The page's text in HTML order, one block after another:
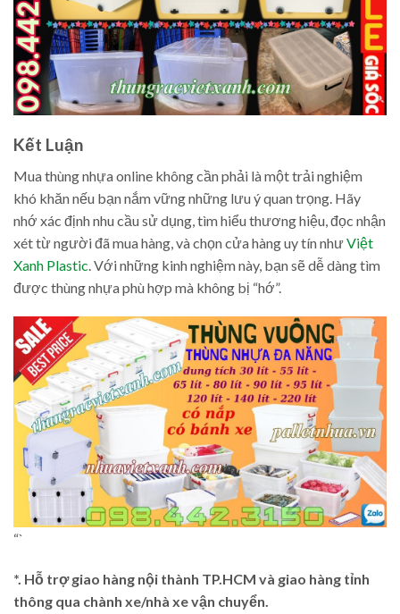
Kết Luận
Mua thùng nhựa online không cần phải là một trải nghiệm
khó khăn nếu bạn nắm vững những lưu ý quan trọng. Hãy
nhớ xác định nhu cầu sử dụng, tìm hiểu thương hiệu, đọc nhận
xét từ người đã mua hàng, và chọn cửa hàng uy tín nhưViệt
Xanh Plastic . Với những kinh nghiệm này, bạn sẽ dễ dàng tìm
được thùng nhựa phù hợp mà không bị “hớ”.
“`
*. Hỗ trợ giao hàng nội thành TP.HCM và giao hàng tỉnh
thông qua chành xe/nhà xe vận chuyển.